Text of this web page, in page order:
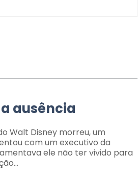
ausência
Walt Disney morreu, um
com um executivo da
ele não ter vivido para